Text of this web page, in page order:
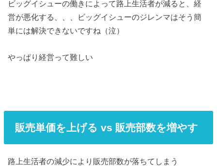
ビッグイシューの働きによって路上生活者が減ると、経
営が悪化する、、、ビッグイシューのジレンマはそう簡
単には解決できないですね（泣）
やっぱり経営って難しい
販売単価を上げる vs 販売部数を増やす
路上生活者の減少により販売部数が落ちてしまう